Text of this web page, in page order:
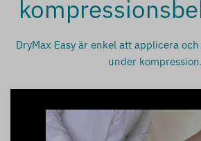
DryMax Easy är enkel att applicera
under kompression.